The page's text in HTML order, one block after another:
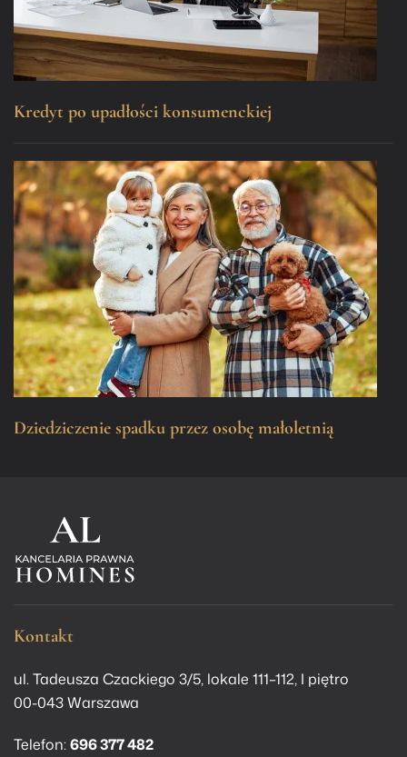
Kredyt po upadłości konsumenckiej
Dziedziczenie spadku przez osobę małoletnią
Kontakt
ul. Tadeusza Czackiego 3/5, lokale 111–112, I piętro
00-043 Warszawa
Telefon:696 377 482